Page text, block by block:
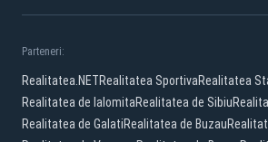
Parteneri:
Realitatea.NETRealitatea SportivaRealitatea
Realitatea de IalomitaRealitatea de Sibiu
Realitatea de GalatiRealitatea de Buzau